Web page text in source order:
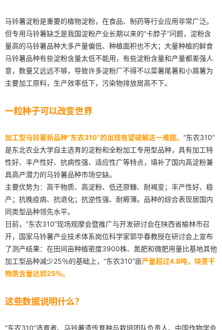
马铃薯淀粉是重要的植物淀粉，在食品、制药等行业应用非常广泛。
但专用马铃薯缺乏是我国淀粉产业长期以来的“卡脖子”问题，淀粉含
量高的马铃薯品种大多产量偏低、种植面积也不大；大量种植的鲜食
马铃薯品种有些淀粉含量太低不能用，有些淀粉含量和产量都差强人
意，数量又远远不够，导致许多淀粉厂不得不以菜薯尾薯和小屑薯为
主要加工原料，生产效率低下，污染物排放居高不下。
一粒种子可以改变世界
加工型马铃薯新品种“东农310”的出现有望破解这一难题。 “东农310”
是东北农业大学自主选育的淀粉和全粉加工专用型品种，具有加工特
性好、丰产性好、抗病性强、适应性广等特点，填补了国内高淀粉兼
具高产潜力的马铃薯品种市场空缺。
主要优势为：高干物质、高淀粉、低还原糖、耐褐变；丰产性好、稳
产；抗晚疫病、抗退化；抗逆性强、耐瘠薄。品种的综合表现居国内
同类型品种领先水平。
日前，“东农310”现场观摩会暨推广与开发研讨会在陕西省榆林市召
开，国家马铃薯产业技术体系岗位科学家郭华春教授在研讨会上宣布
了测产结果：在田间亩种植密度3900株、氮肥和微肥用量比基地其他
加工型品种减少25％的基础上，“东农310”亩产量超过4.8吨，块茎干
物质含量达到25％。
这些数据说明什么？
“东农310”选育者、马铃薯遗传育种与栽培团队负责人、中国作物学会